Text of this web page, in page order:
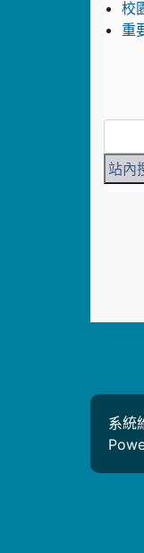
校
重
系統